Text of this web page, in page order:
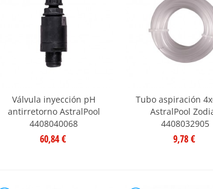
Válvula inyección pH
antirretorno AstralPool
4408040068
60,84 €
Tubo aspiración
AstralPool
4408032905
9,78 €